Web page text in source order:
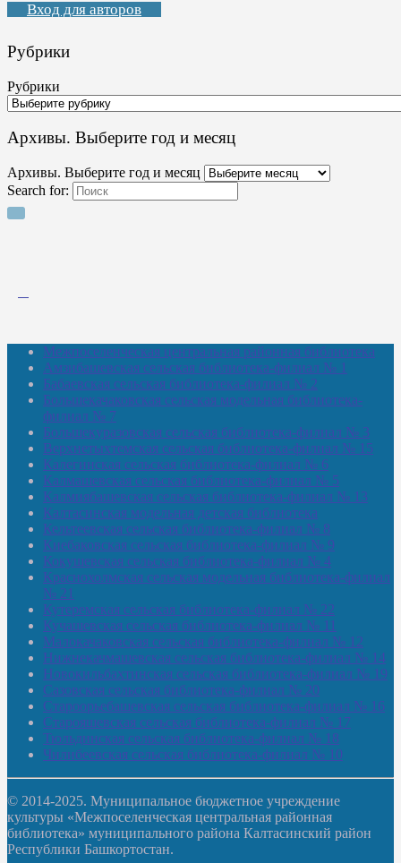
Вход для авторов
Рубрики
Рубрики
Архивы. Выберите год и месяц
Архивы. Выберите год и месяц
Search for:
Межпоселенческая центральная районная библиотека
Амзибашевская сельская библиотека-филиал № 1
Бабаевская сельская библиотека-филиал № 2
Большекачаковская сельская модельная библиотека-
филиал № 7
Большекуразовская сельская библиотека-филиал № 3
Верхнетыхтемская сельская библиотека-филиал № 15
Калегинская сельская библиотека-филиал № 6
Калмашевская сельская библиотека-филиал № 5
Калмиябашевская сельская библиотека-филиал № 13
Калтасинская модельная детская библиотека
Кельтеевская сельская библиотека-филиал № 8
Киебаковская сельская библиотека-филиал № 9
Кокушевская сельская библиотека-филиал № 4
Краснохолмская сельская модельная библиотека-филиал
№ 21
Кутеремская сельская библиотека-филиал № 22
Кучашевская сельская библиотека-филиал № 11
Малокачаковская сельская библиотека-филиал № 12
Нижнекачмашевская сельская библиотека-филиал № 14
Новокильбахтинская сельская библиотека-филиал № 19
Сазовская сельская библиотека-филиал № 20
Староорьебашевская сельская библиотека-филиал № 16
Старояшевская сельская библиотека-филиал № 17
Тюльдинская сельская библиотека-филиал № 18
Чилибеевская сельская библиотека-филиал № 10
© 2014-2025. Муниципальное бюджетное учреждение
культуры «Межпоселенческая центральная районная
библиотека» муниципального района Калтасинский район
Республики Башкортостан.